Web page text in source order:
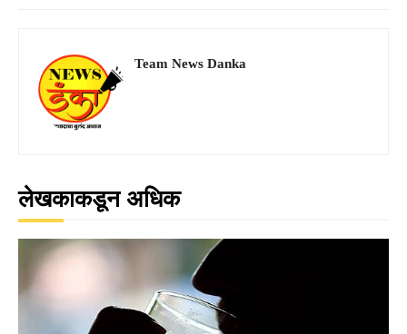
Team News Danka
लेखकाकडून अधिक